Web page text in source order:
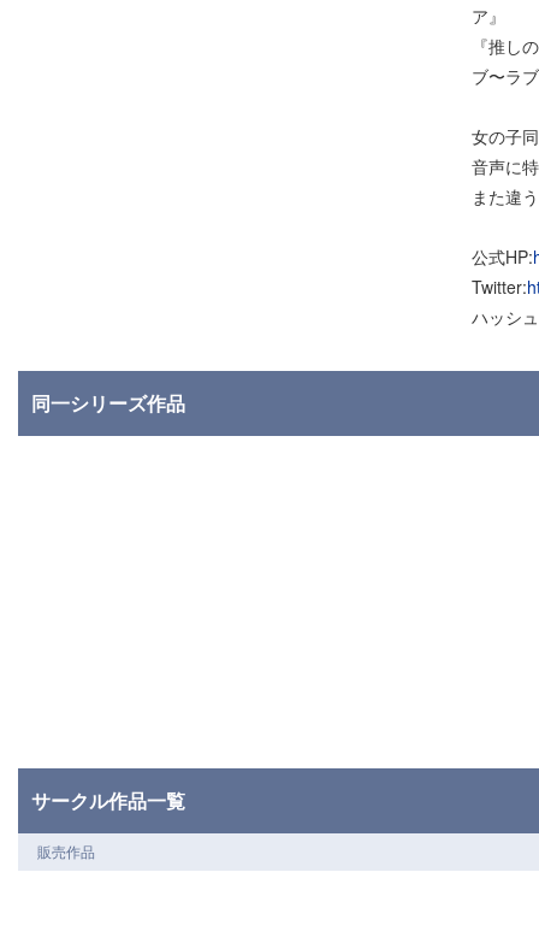
ア』
『推し
ブ〜ラ
⼥の⼦
⾳声に
また違
公式HP:
Twitter:
ハッシ
同一シリーズ作品
サークル作品一覧
販売作品